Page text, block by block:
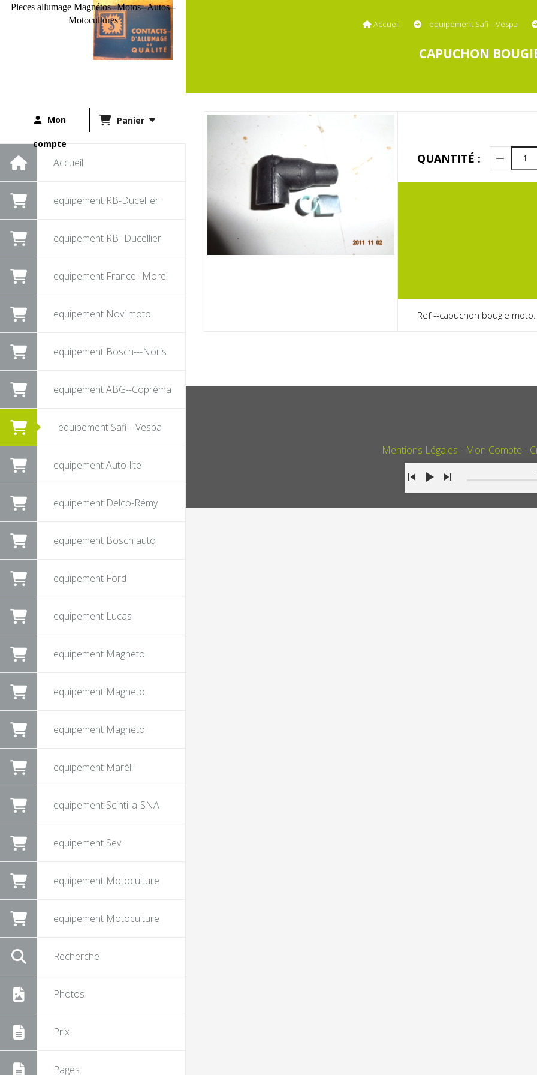
Pieces allumage Magnétos--Motos--Autos--
Motocultures
Mon
compte
Panier
Accueil
equipement RB-Ducellier
equipement RB -Ducellier
equipement France--Morel
equipement Novi moto
equipement Bosch---Noris
equipement ABG--Copréma
equipement Safi---Vespa
equipement Auto-lite
equipement Delco-Rémy
equipement Bosch auto
equipement Ford
equipement Lucas
equipement Magneto
equipement Magneto
equipement Magneto
equipement Marélli
equipement Scintilla-SNA
equipement Sev
equipement Motoculture
equipement Motoculture
Recherche
Photos
Prix
Pages
Accueil equipement Safi---Vespa
CAPUCHON
QUANTITÉ :
Ref --capuchon bougie moto.
Mentions Légales Mon Compte
--